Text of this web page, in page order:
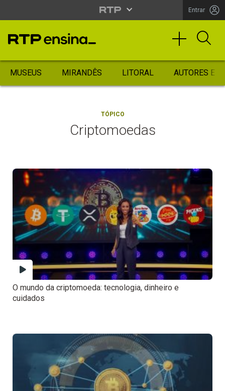
Entrar
MUSEUS MIRANDÊS LITORAL AUTORES
TÓPICO
Criptomoedas
O mundo da criptomoeda: tecnologia, dinheiro e
cuidados